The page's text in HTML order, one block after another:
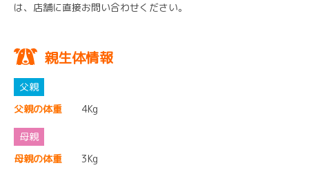
は、店舗に直接お問い合わせください。
親生体情報
父親の体重 4Kg
母親の体重 3Kg